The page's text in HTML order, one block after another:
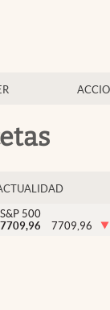
S&P 500
7709,96
7709,96